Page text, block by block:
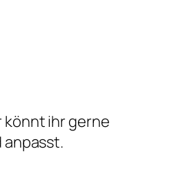
könnt ihr gerne
anpasst.